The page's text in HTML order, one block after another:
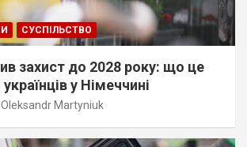
СУСПІЛЬСТВО
захист до 2028 року: що це
у Німеччині
Oleksandr Martyniuk